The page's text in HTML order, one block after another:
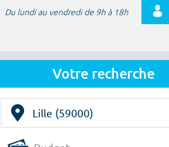
Du lundi au vendredi de 9h à 18h
Votre recherche